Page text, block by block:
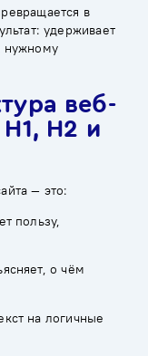
в
удерживает
нужному
веб-
H2 и
— это:
пользу,
о чём
на логичные